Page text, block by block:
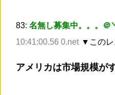
83: 名無し募集中。。。＠
10:41:00.56 0.net ▼このレ
アメリカは市場規模が